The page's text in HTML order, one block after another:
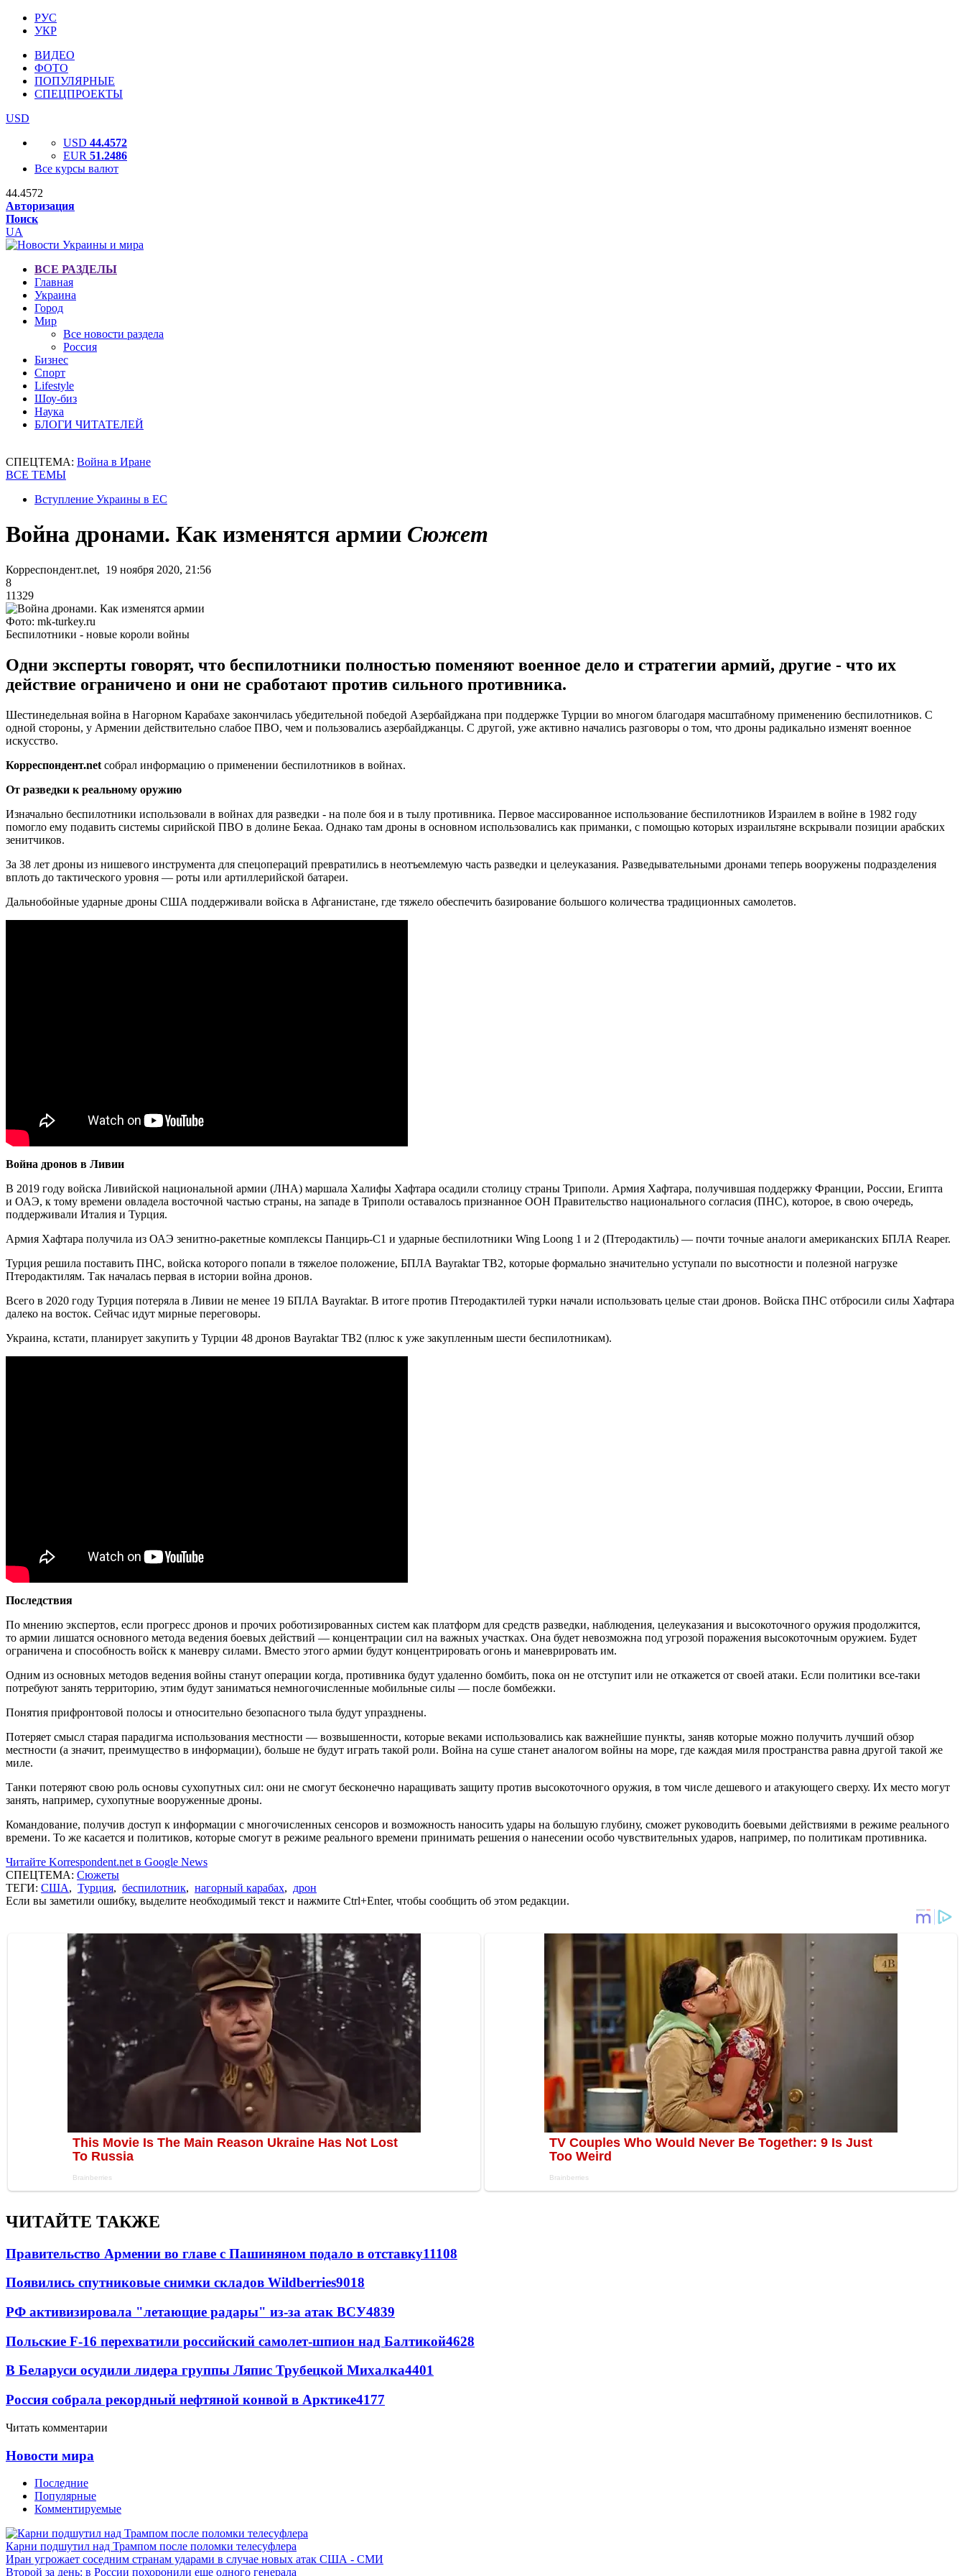
РУС
УКР
ВИДЕО
ФОТО
ПОПУЛЯРНЫЕ
СПЕЦПРОЕКТЫ
USD
USD 44.4572
EUR 51.2486
Все курсы валют
44.4572
Авторизация
Поиск
UA
ВСЕ РАЗДЕЛЫ
Главная
Украина
Город
Мир
Все новости раздела
Россия
Бизнес
Спорт
Lifestyle
Шоу-биз
Наука
БЛОГИ ЧИТАТЕЛЕЙ
СПЕЦТЕМА: Война в Иране
ВСЕ ТЕМЫ
Вступление Украины в ЕС
Война дронами. Как изменятся армии Сюжет
Корреспондент.net, 19 ноября 2020, 21:56
8
11329
Фото: mk-turkey.ru
Беспилотники - новые короли войны
Одни эксперты говорят, что беспилотники полностью поменяют военное дело и стратегии армий, другие - что их
действие ограничено и они не сработают против сильного противника.
Шестинедельная война в Нагорном Карабахе закончилась убедительной победой Азербайджана при поддержке Турции во многом благодаря масштабному применению беспилотников. С
одной стороны, у Армении действительно слабое ПВО, чем и пользовались азербайджанцы. С другой, уже активно начались разговоры о том, что дроны радикально изменят военное
искусство.
Корреспондент.net собрал информацию о применении беспилотников в войнах.
От разведки к реальному оружию
Изначально беспилотники использовали в войнах для разведки - на поле боя и в тылу противника. Первое массированное использование беспилотников Израилем в войне в 1982 году
помогло ему подавить системы сирийской ПВО в долине Бекаа. Однако там дроны в основном использовались как приманки, с помощью которых израильтяне вскрывали позиции арабских
зенитчиков.
За 38 лет дроны из нишевого инструмента для спецопераций превратились в неотъемлемую часть разведки и целеуказания. Разведывательными дронами теперь вооружены подразделения
вплоть до тактического уровня — роты или артиллерийской батареи.
Дальнобойные ударные дроны США поддерживали войска в Афганистане, где тяжело обеспечить базирование большого количества традиционных самолетов.
Война дронов в Ливии
В 2019 году войска Ливийской национальной армии (ЛНА) маршала Халифы Хафтара осадили столицу страны Триполи. Армия Хафтара, получившая поддержку Франции, России, Египта
и ОАЭ, к тому времени овладела восточной частью страны, на западе в Триполи оставалось признанное ООН Правительство национального согласия (ПНС), которое, в свою очередь,
поддерживали Италия и Турция.
Армия Хафтара получила из ОАЭ зенитно-ракетные комплексы Панцирь-С1 и ударные беспилотники Wing Loong 1 и 2 (Птеродактиль) — почти точные аналоги американских БПЛА Reaper.
Турция решила поставить ПНС, войска которого попали в тяжелое положение, БПЛА Bayraktar TB2, которые формально значительно уступали по высотности и полезной нагрузке
Птеродактилям. Так началась первая в истории война дронов.
Всего в 2020 году Турция потеряла в Ливии не менее 19 БПЛА Bayraktar. В итоге против Птеродактилей турки начали использовать целые стаи дронов. Войска ПНС отбросили силы Хафтара
далеко на восток. Сейчас идут мирные переговоры.
Украина, кстати, планирует закупить у Турции 48 дронов Bayraktar TB2 (плюс к уже закупленным шести беспилотникам).
Последствия
По мнению экспертов, если прогресс дронов и прочих роботизированных систем как платформ для средств разведки, наблюдения, целеуказания и высокоточного оружия продолжится,
то армии лишатся основного метода ведения боевых действий — концентрации сил на важных участках. Она будет невозможна под угрозой поражения высокоточным оружием. Будет
ограничена и способность войск к маневру силами. Вместо этого армии будут концентрировать огонь и маневрировать им.
Одним из основных методов ведения войны станут операции когда, противника будут удаленно бомбить, пока он не отступит или не откажется от своей атаки. Если политики все-таки
потребуют занять территорию, этим будут заниматься немногочисленные мобильные силы — после бомбежки.
Понятия прифронтовой полосы и относительно безопасного тыла будут упразднены.
Потеряет смысл старая парадигма использования местности — возвышенности, которые веками использовались как важнейшие пункты, заняв которые можно получить лучший обзор
местности (а значит, преимущество в информации), больше не будут играть такой роли. Война на суше станет аналогом войны на море, где каждая миля пространства равна другой такой же
миле.
Танки потеряют свою роль основы сухопутных сил: они не смогут бесконечно наращивать защиту против высокоточного оружия, в том числе дешевого и атакующего сверху. Их место могут
занять, например, сухопутные вооруженные дроны.
Командование, получив доступ к информации с многочисленных сенсоров и возможность наносить удары на большую глубину, сможет руководить боевыми действиями в режиме реального
времени. То же касается и политиков, которые смогут в режиме реального времени принимать решения о нанесении особо чувствительных ударов, например, по политикам противника.
Читайте Korrespondent.net в Google News
СПЕЦТЕМА: Сюжеты
ТЕГИ: США, Турция, беспилотник, нагорный карабах, дрон
Если вы заметили ошибку, выделите необходимый текст и нажмите Ctrl+Enter, чтобы сообщить об этом редакции.
ЧИТАЙТЕ ТАКЖЕ
Правительство Армении во главе с Пашиняном подало в отставку11108
Появились спутниковые снимки складов Wildberries9018
РФ активизировала "летающие радары" из-за атак ВСУ4839
Польские F-16 перехватили российский самолет-шпион над Балтикой4628
В Беларуси осудили лидера группы Ляпис Трубецкой Михалка4401
Россия собрала рекордный нефтяной конвой в Арктике4177
Читать комментарии
Новости мира
Последние
Популярные
Комментируемые
Карни подшутил над Трампом после поломки телесуфлера
Иран угрожает соседним странам ударами в случае новых атак США - СМИ
Второй за день: в России похоронили еще одного генерала